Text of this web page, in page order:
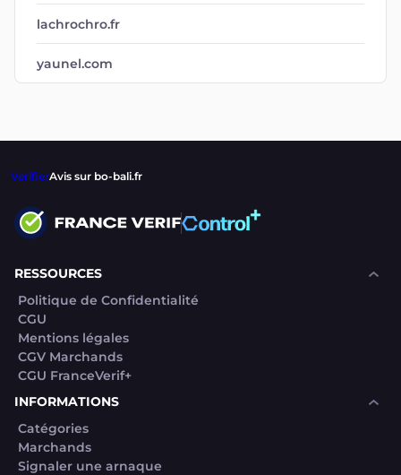
lachrochro.fr
yaunel.com
VerifierAvis sur bo-bali.fr
RESSOURCES
Politique de Confidentialité
CGU
Mentions légales
CGV Marchands
CGU FranceVerif+
INFORMATIONS
Catégories
Marchands
Signaler une arnaque